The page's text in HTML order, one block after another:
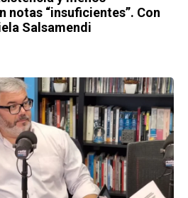
notas “insuficientes”. Con
Salsamendi